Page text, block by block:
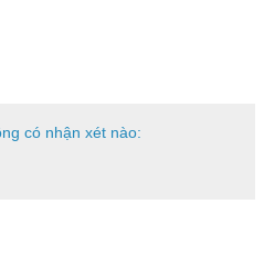
có nhận xét nào: